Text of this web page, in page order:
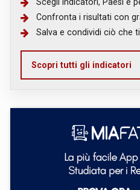
Confronta i risultati con
Salva e condividi ciò che
Scopri tutti gli indicatori